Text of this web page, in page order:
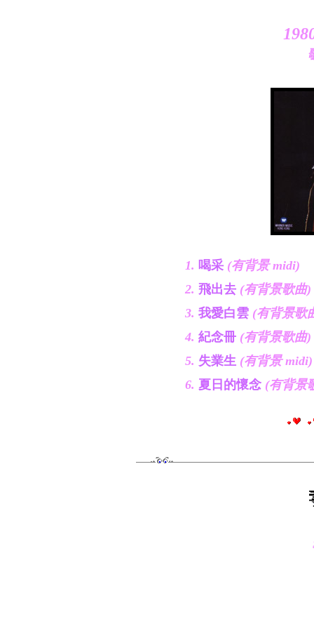
1. 喝采 (有背景 midi)
2. 飛出去 (有背景歌曲)
3. 我愛白雲 (有背景歌
4. 紀念冊 (有背景歌曲)
5. 失業生 (有背景 midi)
6. 夏日的懷念 (有背景